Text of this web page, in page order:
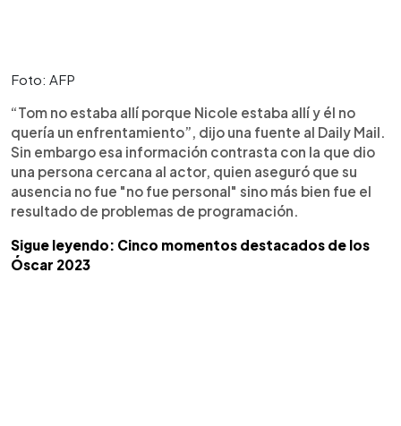
Foto: AFP
“Tom no estaba allí porque Nicole estaba allí y él no
quería un enfrentamiento”, dijo una fuente al Daily Mail.
Sin embargo esa información contrasta con la que dio
una persona cercana al actor, quien aseguró que su
ausencia no fue "no fue personal" sino más bien fue el
resultado de problemas de programación.
Sigue leyendo: Cinco momentos destacados de los
Óscar 2023